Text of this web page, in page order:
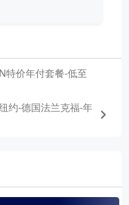
特价年付套餐-低至
约-德国法兰克福-年